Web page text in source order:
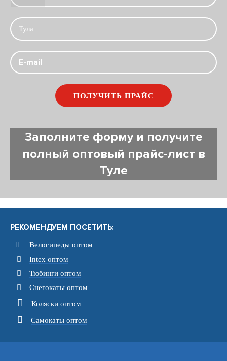
Заполните форму и получите
полный оптовый прайс-лист в
Туле
РЕКОМЕНДУЕМ ПОСЕТИТЬ:
Велосипеды оптом
Intex оптом
Тюбинги оптом
Снегокаты оптом
Коляски оптом
Самокаты оптом